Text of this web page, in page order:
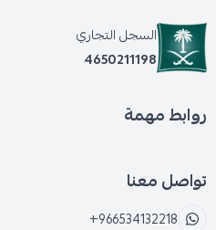
السجل التجاري
4650211198
روابط مهمة
تواصل معنا
+966534132218